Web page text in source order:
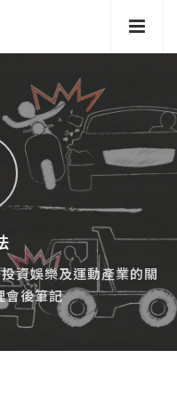
資娛樂及運動產業的關
會後筆記